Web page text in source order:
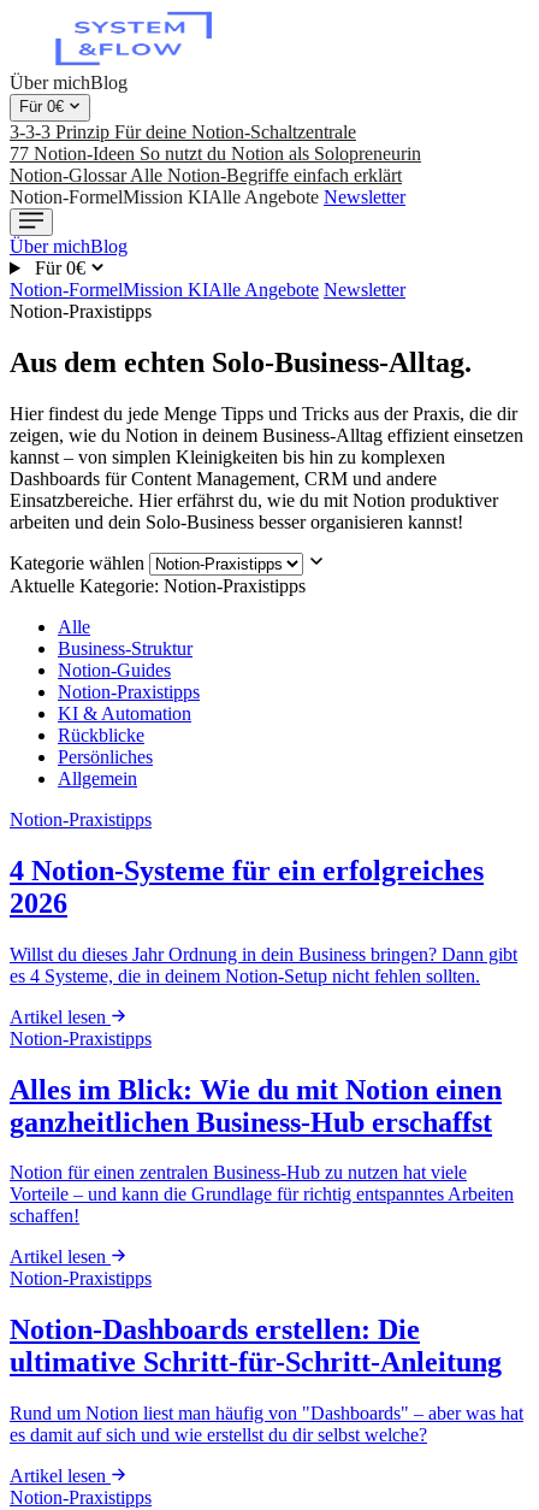
Über michBlog
Für 0€
3-3-3 Prinzip Für deine Notion-Schaltzentrale
77 Notion-Ideen So nutzt du Notion als Solopreneurin
Notion-Glossar Alle Notion-Begriffe einfach erklärt
Notion-FormelMission KIAlle Angebote Newsletter
Über michBlog
Für 0€
Notion-FormelMission KIAlle Angebote Newsletter
Notion-Praxistipps
Aus dem echten Solo-Business-Alltag.
Hier findest du jede Menge Tipps und Tricks aus der Praxis, die dir
zeigen, wie du Notion in deinem Business-Alltag effizient einsetzen
kannst – von simplen Kleinigkeiten bis hin zu komplexen
Dashboards für Content Management, CRM und andere
Einsatzbereiche. Hier erfährst du, wie du mit Notion produktiver
arbeiten und dein Solo-Business besser organisieren kannst!
Kategorie wählen
Aktuelle Kategorie: Notion-Praxistipps
Alle
Business-Struktur
Notion-Guides
Notion-Praxistipps
KI & Automation
Rückblicke
Persönliches
Allgemein
Notion-Praxistipps
4 Notion-Systeme für ein erfolgreiches
2026
Willst du dieses Jahr Ordnung in dein Business bringen? Dann gibt
es 4 Systeme, die in deinem Notion-Setup nicht fehlen sollten.
Artikel lesen
Notion-Praxistipps
Alles im Blick: Wie du mit Notion einen
ganzheitlichen Business-Hub erschaffst
Notion für einen zentralen Business-Hub zu nutzen hat viele
Vorteile – und kann die Grundlage für richtig entspanntes Arbeiten
schaffen!
Artikel lesen
Notion-Praxistipps
Notion-Dashboards erstellen: Die
ultimative Schritt-für-Schritt-Anleitung
Rund um Notion liest man häufig von "Dashboards" – aber was hat
es damit auf sich und wie erstellst du dir selbst welche?
Artikel lesen
Notion-Praxistipps